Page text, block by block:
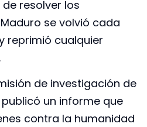
resolver los
se volvió cada
reprimió cualquier
de investigación de
un informe que
contra la humanidad